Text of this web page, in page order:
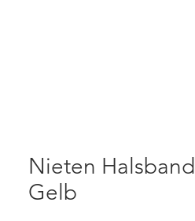
Nieten Halsband
Gelb